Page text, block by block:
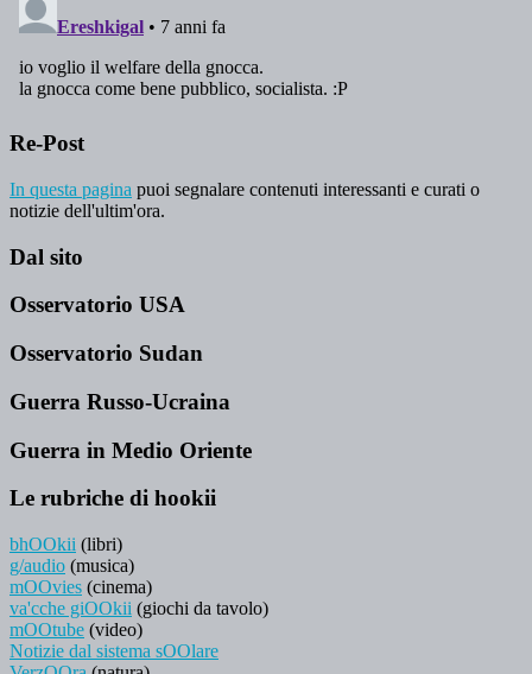
Re-Post
In questa pagina puoi segnalare contenuti interessanti e curati o
notizie dell'ultim'ora.
Dal sito
Osservatorio USA
Osservatorio Sudan
Guerra Russo-Ucraina
Guerra in Medio Oriente
Le rubriche di hookii
bhOOkii (libri)
g/audio (musica)
mOOvies (cinema)
va'cche giOOkii (giochi da tavolo)
mOOtube (video)
Notizie dal sistema sOOlare